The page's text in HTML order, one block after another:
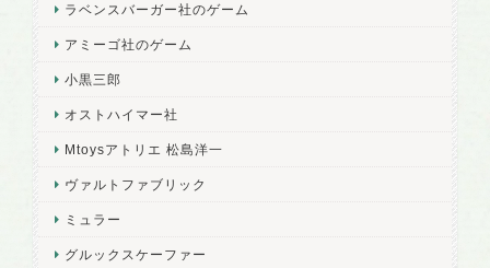
ラベンスバーガー社のゲーム
アミーゴ社のゲーム
小黒三郎
オストハイマー社
Mtoysアトリエ 松島洋一
ヴァルトファブリック
ミュラー
グルックスケーファー